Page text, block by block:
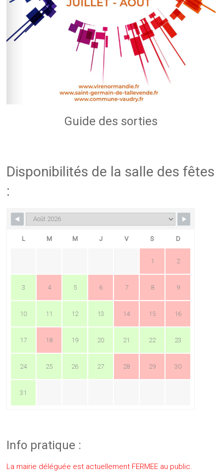
Guide des sorties
Disponibilités de la salle des fêtes
:
L M M J V S D
1 2
3 4 5 6 7 8 9
10 11 12 13 14 15 16
17 18 19 20 21 22 23
24 25 26 27 28 29 30
31
Info pratique :
La mairie déléguée est actuellement FERMEE au public.